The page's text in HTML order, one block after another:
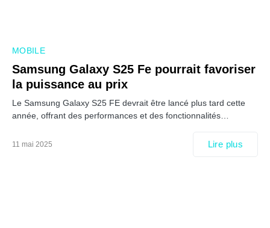
MOBILE
Samsung Galaxy S25 Fe pourrait favoriser
la puissance au prix
Le Samsung Galaxy S25 FE devrait être lancé plus tard cette
année, offrant des performances et des fonctionnalités…
11 mai 2025 Lire plus